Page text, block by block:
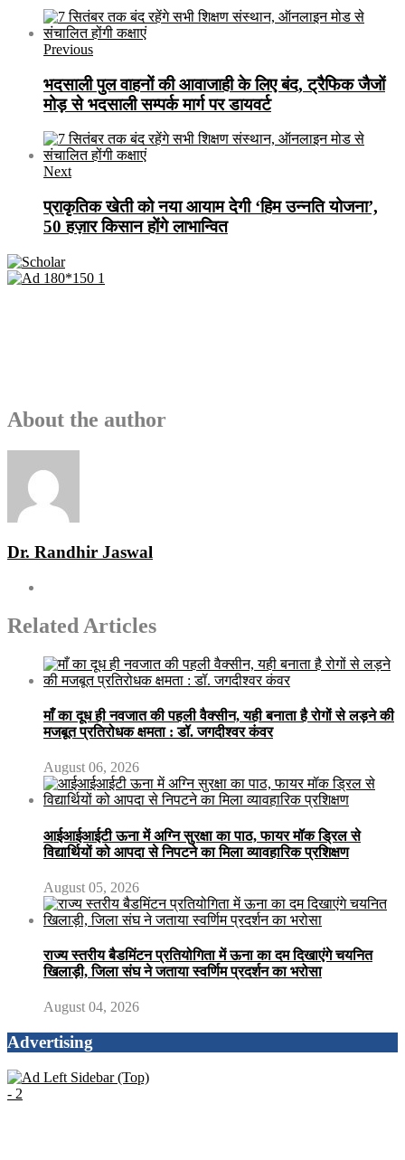
Previous
भदसाली पुल वाहनों की आवाजाही के लिए बंद, ट्रैफिक जैजों
मोड़ से भदसाली सम्पर्क मार्ग पर डायवर्ट
Next
प्राकृतिक खेती को नया आयाम देगी ‘हिम उन्नति योजना’,
50 हज़ार किसान होंगे लाभान्वित
About the author
Dr. Randhir Jaswal
Related Articles
माँ का दूध ही नवजात की पहली वैक्सीन, यही बनाता है रोगों से लड़ने की
मजबूत प्रतिरोधक क्षमता : डॉ. जगदीश्वर कंवर
August 06, 2026
आईआईआईटी ऊना में अग्नि सुरक्षा का पाठ, फायर मॉक ड्रिल से
विद्यार्थियों को आपदा से निपटने का मिला व्यावहारिक प्रशिक्षण
August 05, 2026
राज्य स्तरीय बैडमिंटन प्रतियोगिता में ऊना का दम दिखाएंगे चयनित
खिलाड़ी, जिला संघ ने जताया स्वर्णिम प्रदर्शन का भरोसा
August 04, 2026
Advertising